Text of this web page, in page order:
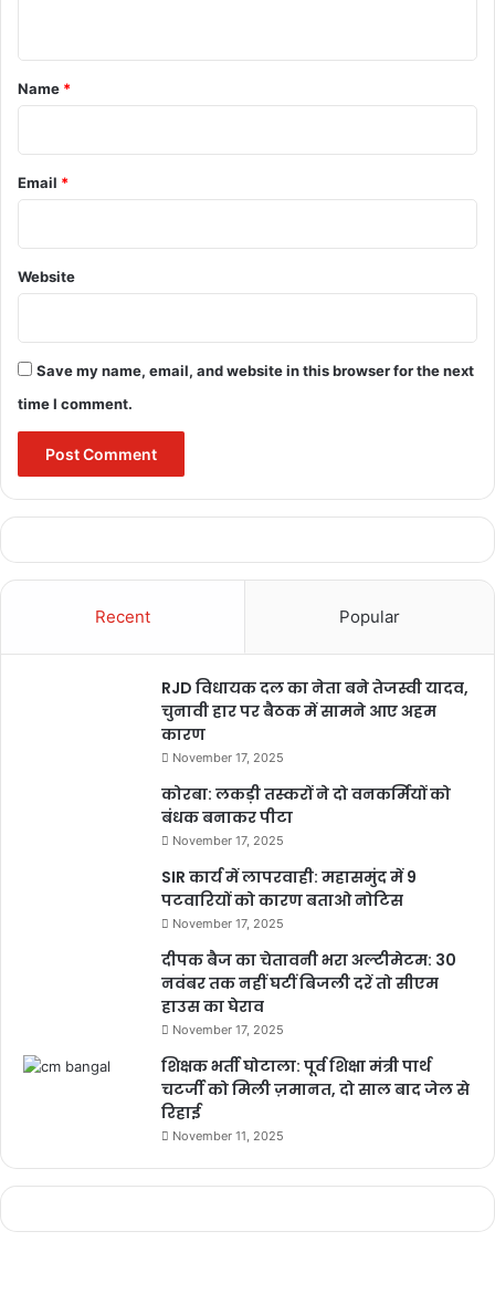
*
Name *
Email *
Website
Save my name, email, and website in this browser for the next
time I comment.
Recent Popular
RJD विधायक दल का नेता बने तेजस्वी यादव,
चुनावी हार पर बैठक में सामने आए अहम
कारण
November 17, 2025
कोरबा: लकड़ी तस्करों ने दो वनकर्मियों को
बंधक बनाकर पीटा
November 17, 2025
SIR कार्य में लापरवाही: महासमुंद में 9
पटवारियों को कारण बताओ नोटिस
November 17, 2025
दीपक बैज का चेतावनी भरा अल्टीमेटम: 30
नवंबर तक नहीं घटीं बिजली दरें तो सीएम
हाउस का घेराव
November 17, 2025
शिक्षक भर्ती घोटाला: पूर्व शिक्षा मंत्री पार्थ
चटर्जी को मिली ज़मानत, दो साल बाद जेल से
रिहाई
November 11, 2025